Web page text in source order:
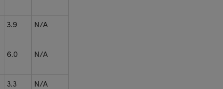
3.9 N/A
6.0 N/A
3.3 N/A